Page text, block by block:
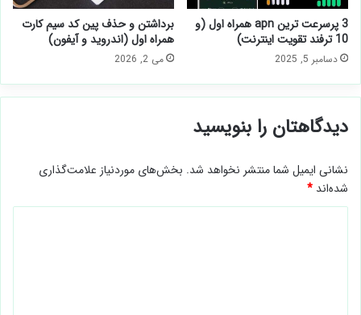
3 پرسرعت ترین apn همراه اول (و
10 ترفند تقویت اینترنت)
دسامبر 5, 2025
برداشتن و حذف پین کد سیم کارت
همراه اول (اندروید و آیفون)
می 2, 2026
دیدگاهتان را بنویسید
نشانی ایمیل شما منتشر نخواهد شد. بخش‌های موردنیاز علامت‌گذاری
شده‌اند *